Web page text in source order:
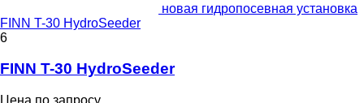
новая гидропосевная установка
FINN T-30 HydroSeeder
6
FINN T-30 HydroSeeder
Цена по запросу